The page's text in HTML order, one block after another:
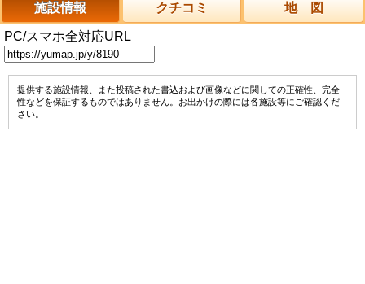
施設情報 クチコミ 地 図
PC/スマホ全対応URL
提供する施設情報、また投稿された書込および画像などに関しての正確性、完全
性などを保証するものではありません。お出かけの際には各施設等にご確認くだ
さい。